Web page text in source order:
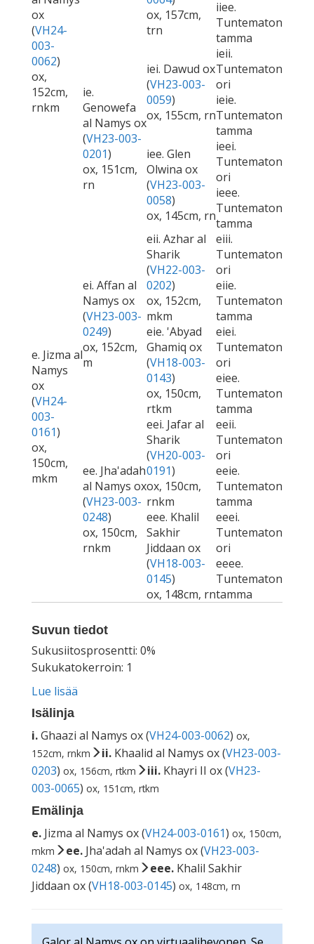
ox
(VH24-
003-
0062)
ox,
152cm,
rnkm
ox, 157cm,
trn
iiee.
Tuntematon
tamma
ie.
Genowefa
al Namys ox
(VH23-003-
0201)
ox, 151cm,
rn
iei. Dawud ox
(VH23-003-
0059)
ox, 155cm, rn
ieii.
Tuntematon
ori
ieie.
Tuntematon
tamma
iee. Glen
Olwina ox
(VH23-003-
0058)
ox, 145cm, rn
ieei.
Tuntematon
ori
ieee.
Tuntematon
tamma
e. Jizma al
Namys
ox
(VH24-
003-
0161)
ox,
150cm,
mkm
ei. Affan al
Namys ox
(VH23-003-
0249)
ox, 152cm,
m
eii. Azhar al
Sharik
(VH22-003-
0202)
ox, 152cm,
mkm
eiii.
Tuntematon
ori
eiie.
Tuntematon
tamma
eie. 'Abyad
Ghamiq ox
(VH18-003-
0143)
ox, 150cm,
rtkm
eiei.
Tuntematon
ori
eiee.
Tuntematon
tamma
ee. Jha'adah
al Namys ox
(VH23-003-
0248)
ox, 150cm,
rnkm
eei. Jafar al
Sharik
(VH20-003-
0191)
ox, 150cm,
rnkm
eeii.
Tuntematon
ori
eeie.
Tuntematon
tamma
eee. Khalil
Sakhir
Jiddaan ox
(VH18-003-
0145)
ox, 148cm, rn
eeei.
Tuntematon
ori
eeee.
Tuntematon
tamma
Suvun tiedot
Sukusiitosprosentti: 0%
Sukukatokerroin: 1
Lue lisää
Isälinja
i.Ghaazi al Namys ox (VH24-003-0062) ox,
152cm, rnkm
ii. Khaalid al Namys ox (VH23-003-
0203) ox, 156cm, rtkm iii. Khayri II ox (VH23-
003-0065) ox, 151cm, rtkm
Emälinja
e. Jizma al Namys ox (VH24-003-0161) ox, 150cm,
mkm
ee. Jha'adah al Namys ox (VH23-003-
0248) ox, 150cm, rnkm eee. Khalil Sakhir
Jiddaan ox (VH18-003-0145) ox, 148cm, rn